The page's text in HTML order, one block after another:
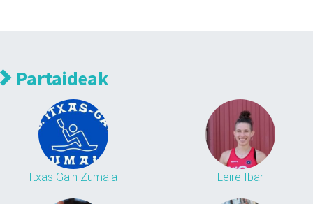
Partaideak
Itxas Gain Zumaia Leire Ibar